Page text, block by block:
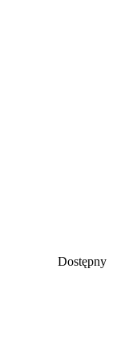
Dostępny